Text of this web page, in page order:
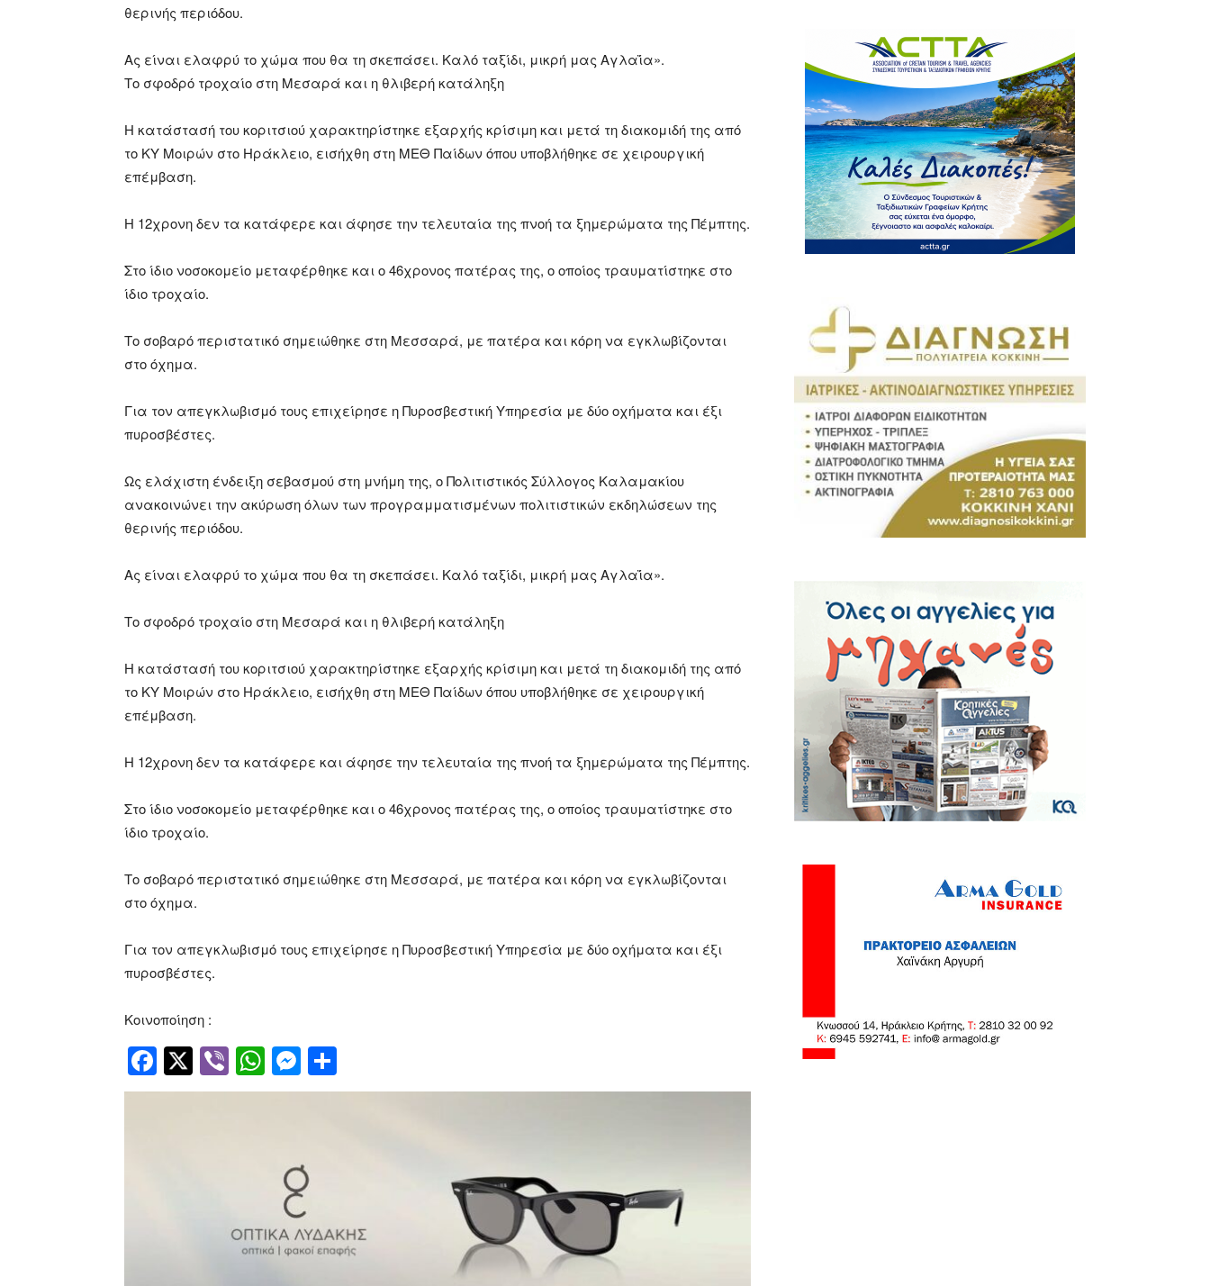
θερινής περιόδου.
Ας είναι ελαφρύ το χώμα που θα τη σκεπάσει. Καλό ταξίδι, μικρή μας Αγλαΐα».
Το σφοδρό τροχαίο στη Μεσαρά και η θλιβερή κατάληξη
Η κατάστασή του κοριτσιού χαρακτηρίστηκε εξαρχής κρίσιμη και μετά τη διακομιδή της από
το ΚΥ Μοιρών στο Ηράκλειο, εισήχθη στη ΜΕΘ Παίδων όπου υποβλήθηκε σε χειρουργική
επέμβαση.
Η 12χρονη δεν τα κατάφερε και άφησε την τελευταία της πνοή τα ξημερώματα της Πέμπτης.
Στο ίδιο νοσοκομείο μεταφέρθηκε και ο 46χρονος πατέρας της, ο οποίος τραυματίστηκε στο
ίδιο τροχαίο.
Το σοβαρό περιστατικό σημειώθηκε στη Μεσσαρά, με πατέρα και κόρη να εγκλωβίζονται
στο όχημα.
Για τον απεγκλωβισμό τους επιχείρησε η Πυροσβεστική Υπηρεσία με δύο οχήματα και έξι
πυροσβέστες.
Ως ελάχιστη ένδειξη σεβασμού στη μνήμη της, ο Πολιτιστικός Σύλλογος Καλαμακίου
ανακοινώνει την ακύρωση όλων των προγραμματισμένων πολιτιστικών εκδηλώσεων της
θερινής περιόδου.
Ας είναι ελαφρύ το χώμα που θα τη σκεπάσει. Καλό ταξίδι, μικρή μας Αγλαΐα».
Το σφοδρό τροχαίο στη Μεσαρά και η θλιβερή κατάληξη
Η κατάστασή του κοριτσιού χαρακτηρίστηκε εξαρχής κρίσιμη και μετά τη διακομιδή της από
το ΚΥ Μοιρών στο Ηράκλειο, εισήχθη στη ΜΕΘ Παίδων όπου υποβλήθηκε σε χειρουργική
επέμβαση.
Η 12χρονη δεν τα κατάφερε και άφησε την τελευταία της πνοή τα ξημερώματα της Πέμπτης.
Στο ίδιο νοσοκομείο μεταφέρθηκε και ο 46χρονος πατέρας της, ο οποίος τραυματίστηκε στο
ίδιο τροχαίο.
Το σοβαρό περιστατικό σημειώθηκε στη Μεσσαρά, με πατέρα και κόρη να εγκλωβίζονται
στο όχημα.
Για τον απεγκλωβισμό τους επιχείρησε η Πυροσβεστική Υπηρεσία με δύο οχήματα και έξι
πυροσβέστες.
Κοινοποίηση :
Facebook
Twitter
ViberWhatsApp
Messenger